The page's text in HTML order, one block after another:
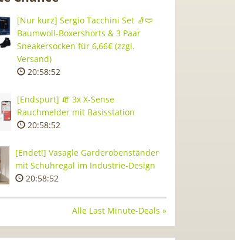
[Nur kurz] Sergio Tacchini Set 🧦🩲
Baumwoll-Boxershorts & 3 Paar
Sneakersocken für 6,66€ (zzgl.
Versand)
20:58:51
[Endspurt] 🧯 3x X-Sense
Rauchmelder mit Basisstation
20:58:51
[Endet!] Vasagle Garderobenständer
mit Schuhregal im Industrie-Design
20:58:51
Alle Last Minute-Deals »